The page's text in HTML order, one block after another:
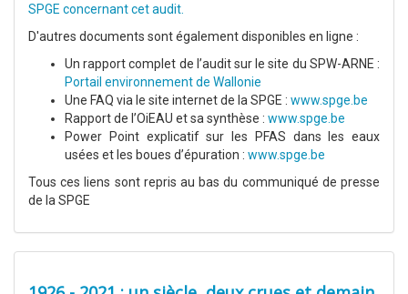
SPGE concernant cet audit.
D'autres documents sont également disponibles en ligne :
Un rapport complet de l’audit sur le site du SPW-ARNE :
Portail environnement de Wallonie
Une FAQ via le site internet de la SPGE : www.spge.be
Rapport de l’OiEAU et sa synthèse : www.spge.be
Power Point explicatif sur les PFAS dans les eaux
usées et les boues d’épuration : www.spge.be
Tous ces liens sont repris au bas du communiqué de presse
de la SPGE